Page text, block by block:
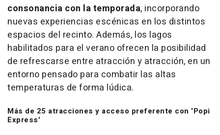
consonancia con la temporada, incorporando
nuevas experiencias escénicas en los distintos
espacios del recinto. Además, los lagos
habilitados para el verano ofrecen la posibilidad
de refrescarse entre atracción y atracción, en un
entorno pensado para combatir las altas
temperaturas de forma lúdica.
Más de 25 atracciones y acceso preferente con 'Popi
Express'